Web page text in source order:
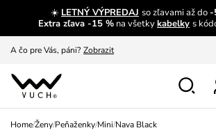
☀️ LETNÝ VÝPREDAJ so zľavami až do-
Extra zľava -15 % na všetkykabelky s
A čo sa inde nedozvieš? Prečítať viac
A čo pre Vás, páni? Zobrazit
S čím chybu neurobíš?
Nech sa inšpirovať Zobraziť
Home/Ženy/Peňaženky/Mini/Nava Black